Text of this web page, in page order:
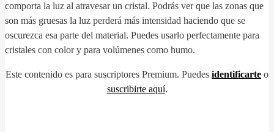
comporta la luz al atravesar un cristal. Podrás ver que las zonas que
son más gruesas la luz perderá más intensidad haciendo que se
oscurezca esa parte del material. Puedes usarlo perfectamente para
cristales con color y para volúmenes como humo.
Este contenido es para suscriptores Premium. Puedes identificarte o
suscribirte aquí.